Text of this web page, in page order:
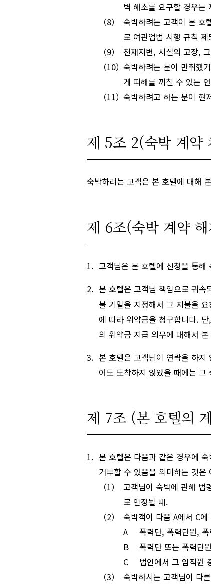
벽 해소를 요구할 경우는
숙박하려는 고객이 본 호
로 여관업법 시행 규칙
천재지변, 시설의 고장,
숙박하려는 분이 만취했
게 피해를 끼칠 수 있는
숙박하려고 하는 분이 현
제 5조 2(숙박 계약
숙박하려는 고객은 본 호텔에 대해
제 6조(숙박 계약
고객님은 본 호텔에 신청을 통
본 호텔은 고객님 책임으로 귀
불 기일을 지정해서 그 지불을
에 따라 위약금을 청구합니다.
의 위약금 지급 의무에 대해서
본 호텔은 고객님이 연락을 하
어도 도착하지 않았을 때에는
제 7조 (본 호텔의
본 호텔은 다음과 같은 경우에
거부할 수 있음을 의미하는 것은
고객님이 숙박에 관해 법
로 인정될 때.
숙박객이 다음 A에서 C
폭력단, 폭력단원,
폭력단 또는 폭력단
법인에서 그 임직원
숙박하시는 고객님이 다